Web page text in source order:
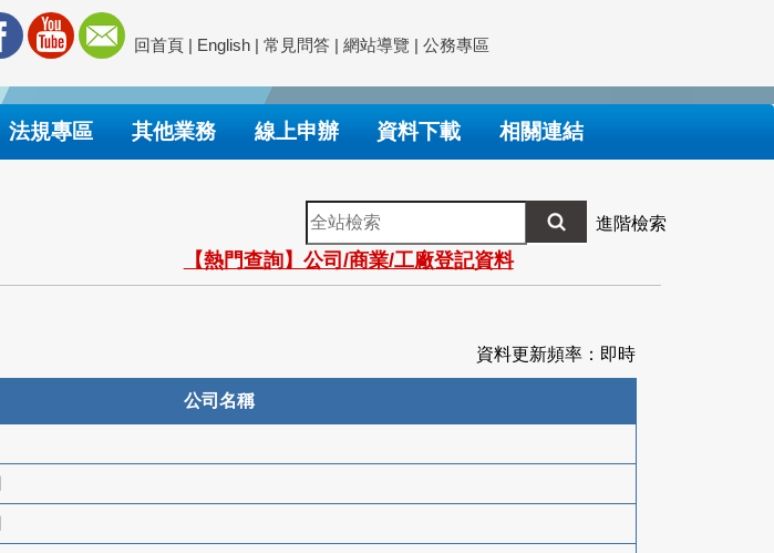
回首頁 | English | 常見問答 | 網站導覽 | 公務專區
法規專區 其他業務 線上申辦 資料下載 相關連結
全
站
檢
索
進階檢索
【熱門查詢】公司/商業/工廠登記資料
資料更新頻率：即時
公司名稱